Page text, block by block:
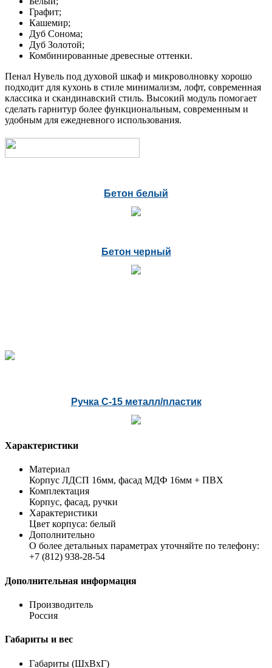
Графит;
Кашемир;
Дуб Сонома;
Дуб Золотой;
Комбинированные древесные оттенки.
Пенал Нувель под духовой шкаф и микроволновку хорошо
подходит для кухонь в стиле минимализм, лофт, современная
классика и скандинавский стиль. Высокий модуль помогает
сделать гарнитур более функциональным, современным и
удобным для ежедневного использования.
Бетон белый
Бетон черный
Ручка С-15 металл/пластик
Характеристики
Материал
Корпус ЛДСП 16мм, фасад МДФ 16мм + ПВХ
Комплектация
Корпус, фасад, ручки
Характеристики
Цвет корпуса: белый
Дополнительно
О более детальных параметрах уточняйте по телефону:
+7 (812) 938-28-54
Дополнительная информация
Производитель
Россия
Габариты и вес
Габариты (ШхВхГ)